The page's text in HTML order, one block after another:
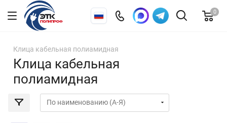
0
Клица кабельная полиамидная
Клица кабельная
полиамидная